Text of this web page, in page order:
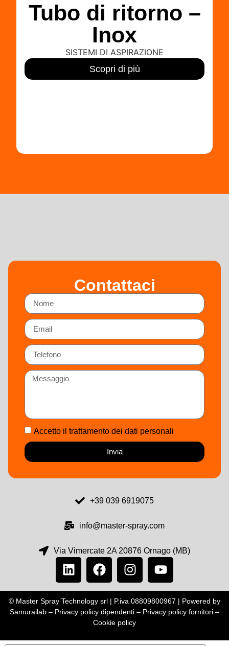
Tubo di ritorno –
Inox
SISTEMI DI ASPIRAZIONE
Scopri di più
Contattaci
Accetto il trattamento dei dati personali
Invia
+39 039 6919075
info@master-spray.com
Via Vimercate 2A 20876 Ornago (MB)
© Master Spray Technology srl | P.iva 08809800967 | Powered by
Samurailab – Privacy policy dipendenti – Privacy policy fornitori –
Cookie policy